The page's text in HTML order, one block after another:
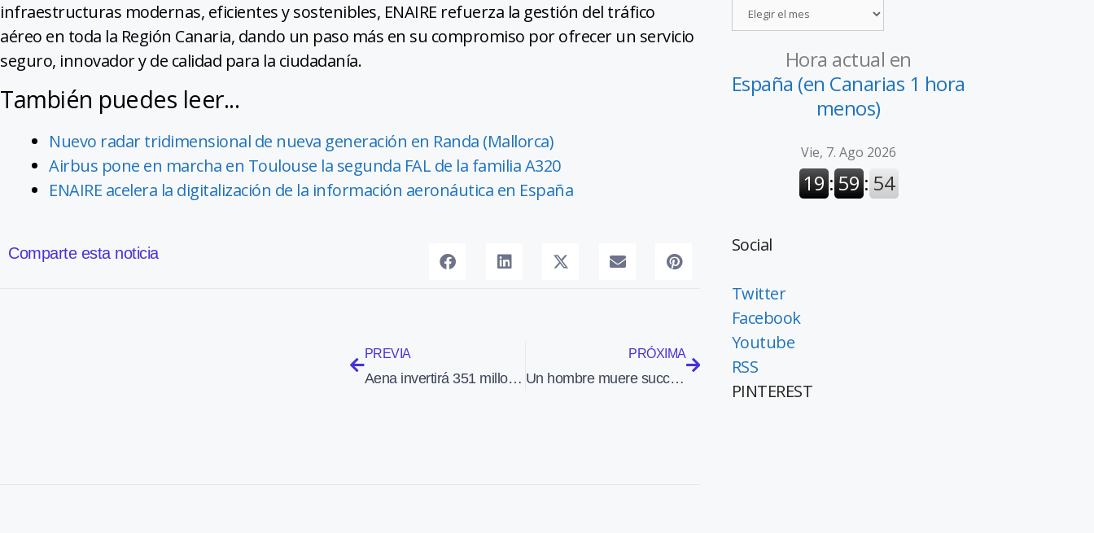
infraestructuras modernas, eficientes y sostenibles, ENAIRE refuerza la gestión del tráfico
aéreo en toda la Región Canaria, dando un paso más en su compromiso por ofrecer un servicio
seguro, innovador y de calidad para la ciudadanía.
También puedes leer...
Nuevo radar tridimensional de nueva generación en Randa (Mallorca)
Airbus pone en marcha en Toulouse la segunda FAL de la familia A320
ENAIRE acelera la digitalización de la información aeronáutica en España
Comparte esta noticia
PREVIA
Aena invertirá 351 millones de euros adicionales hasta 2026 en los aeropuertos españoles
PRÓXIMA
Un hombre muere succionado por el motor de un A319 de Volotea en el Aeropuerto de Bérgamo
Hora actual en
España (en Canarias 1 hora
menos)
Social
Twitter
Facebook
Youtube
RSS
PINTEREST